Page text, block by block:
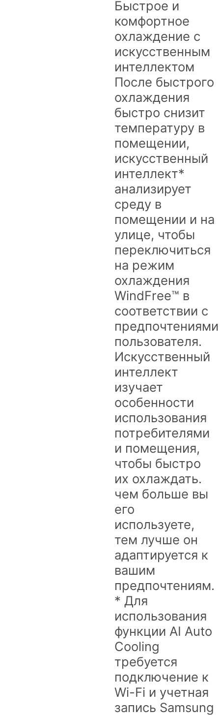
Быстрое и
комфортное
охлаждение с
искусственным
интеллектом
После быстрого
охлаждения
быстро снизит
температуру в
помещении,
искусственный
интеллект*
анализирует
среду в
помещении и на
улице, чтобы
переключиться
на режим
охлаждения
WindFree™ в
соответствии с
предпочтениями
пользователя.
Искусственный
интеллект
изучает
особенности
использования
потребителями
и помещения,
чтобы быстро
их охлаждать.
чем больше вы
его
используете,
тем лучше он
адаптируется к
вашим
предпочтениям.
* Для
использования
функции AI Auto
Cooling
требуется
подключение к
Wi-Fi и учетная
запись Samsung